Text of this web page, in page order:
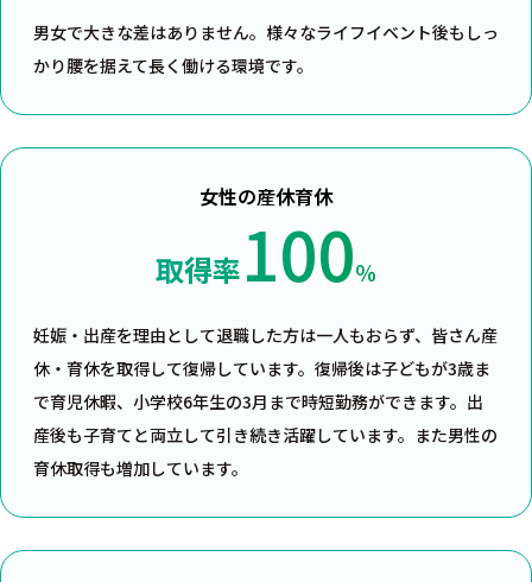
男女で大きな差はありません。様々なライフイベント後もしっ
かり腰を据えて長く働ける環境です。
女性の産休育休
取得率100％
妊娠・出産を理由として退職した方は一人もおらず、皆さん産
休・育休を取得して復帰しています。復帰後は子どもが3歳ま
で育児休暇、小学校6年生の3月まで時短勤務ができます。出
産後も子育てと両立して引き続き活躍しています。また男性の
育休取得も増加しています。